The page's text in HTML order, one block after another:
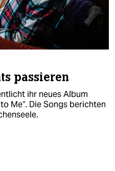
passieren
ihr neues Album
Me“. Die Songs berichten